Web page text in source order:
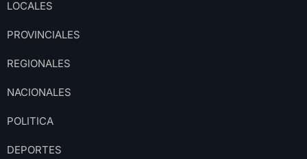
LOCALES
PROVINCIALES
REGIONALES
NACIONALES
POLITICA
DEPORTES